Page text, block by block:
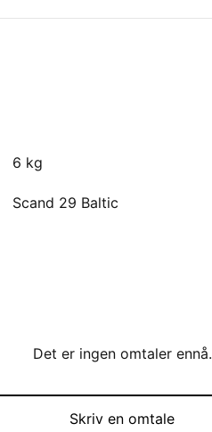
6 kg
Scand 29 Baltic
Det er ingen omtaler ennå.
Skriv en omtale